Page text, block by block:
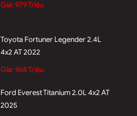
Giá: 979 Triệu
Toyota Fortuner Legender 2.4L
4x2 AT 2022
Giá: 968 Triệu
Ford Everest Titanium 2.0L 4x2 AT
2025